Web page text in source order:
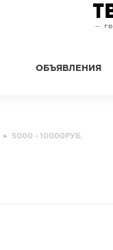
ОБЪЯВЛЕНИЯ
▸ 5000 - 10000РУБ.